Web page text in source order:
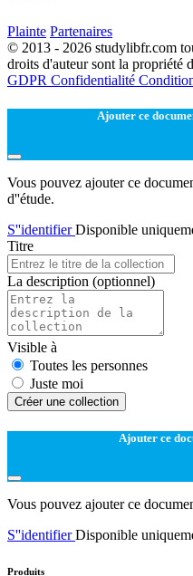
Plainte Partenaires
© 2013 - 2026 studylibfr.com
droits d'auteur sont la propriété
GDPR Confidentialité
Ajouter ce
Vous pouvez ajouter ce
d''étude.
S''identifierDisponible
Titre
La description (optionnel)
Visible à
Toutes les personnes
Juste moi
Créer une collection
Ajouter ce
Vous pouvez ajouter ce
S''identifierDisponible
Produits